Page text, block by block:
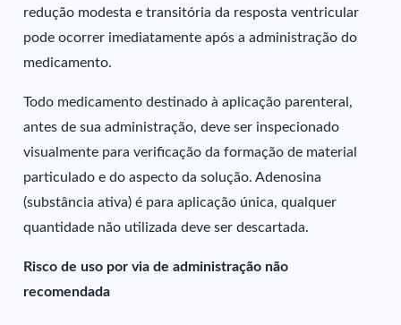
redução modesta e transitória da resposta ventricular
pode ocorrer imediatamente após a administração do
medicamento.
Todo medicamento destinado à aplicação parenteral,
antes de sua administração, deve ser inspecionado
visualmente para verificação da formação de material
particulado e do aspecto da solução. Adenosina
(substância ativa) é para aplicação única, qualquer
quantidade não utilizada deve ser descartada.
Risco de uso por via de administração não
recomendada